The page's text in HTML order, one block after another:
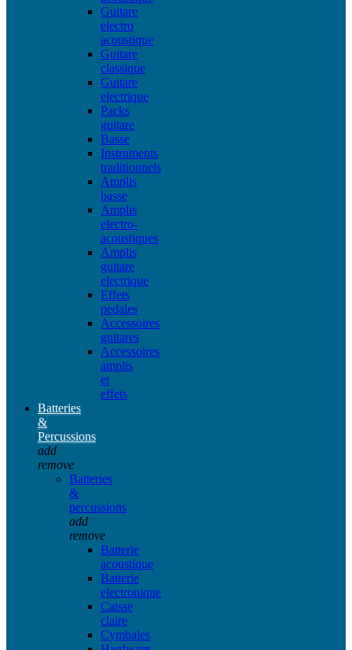
Guitare
electro
acoustique
Guitare
classique
Guitare
electrique
Packs
guitare
Basse
Instruments
traditionnels
Amplis
basse
Amplis
electro-
acoustiques
Amplis
guitare
electrique
Effets
pedales
Accessoires
guitares
Accessoires
amplis
et
effets
Batteries
&
Percussions
add
remove
Batteries
&
percussions
add
remove
Batterie
acoustique
Batterie
electronique
Caisse
claire
Cymbales